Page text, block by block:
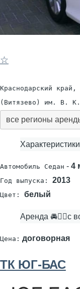
☆
Краснодарский
(Витязево) им. В. К.
все регионы
Автомобиль Седан - 4
Год выпуска: 2013
Цвет: белый
Аренда 🚘👨‍✈с
Цена: договорная
ТК ЮГ-БАС